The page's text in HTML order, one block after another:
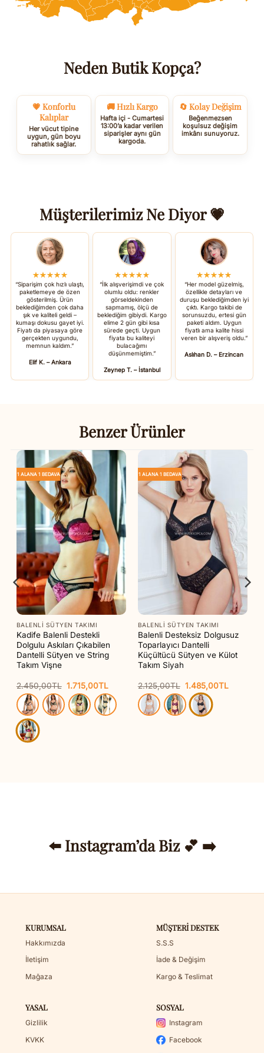
Neden Butik Kopça?
💗 Konforlu
Kalıplar
Her vücut tipine
uygun, gün boyu
rahatlık sağlar.
🚚 Hızlı Kargo
Hafta içi - Cumartesi
13:00’a kadar verilen
siparişler aynı gün
kargoda.
🔄 Kolay Değişim
Beğenmezsen
koşulsuz değişim
imkânı sunuyoruz.
Müşterilerimiz Ne Diyor 💗
★★★★★
“Siparişim çok hızlı ulaştı,
paketlemeye de özen
gösterilmiş. Ürün
beklediğimden çok daha
şık ve kaliteli geldi –
kumaşı dokusu gayet iyi.
Fiyatı da piyasaya göre
gerçekten uygundu,
memnun kaldım.”
Elif K. – Ankara
★★★★★
“İlk alışverişimdi ve çok
olumlu oldu: renkler
görseldekinden
sapmamış, ölçü de
beklediğim gibiydi. Kargo
elime 2 gün gibi kısa
sürede geçti. Uygun
fiyata bu kaliteyi
bulacağımı
düşünmemiştim.”
Zeynep T. – İstanbul
★★★★★
“Her model güzelmiş,
özellikle detayları ve
duruşu beklediğimden iyi
çıktı. Kargo takibi de
sorunsuzdu, ertesi gün
paketi aldım. Uygun
fiyatlı ama kalite hissi
veren bir alışveriş oldu.”
Aslıhan D. – Erzincan
Benzer Ürünler
1 ALANA 1 BEDAVA
BALENLI SÜTYEN TAKIMI
Kadife Balenli Destekli
Dolgulu Askıları Çıkabilen
Dantelli Sütyen ve String
Takım Vişne
2.450,00TL Orijinal
fiyat:
2.450,00TL.
1.715,00TL
andaki
fiyat:
1.715,00TL.
1 ALANA 1 BEDAVA
BALENLI SÜTYEN TAKIMI
Balenli Desteksiz Dolgusuz
Toparlayıcı Dantelli
Küçültücü Sütyen ve Külot
Takım Siyah
2.125,00TL Orijinal
fiyat:
2.125,00TL.
1.485,00TL
⬅️ Instagram’da Biz 💕 ➡️
KURUMSAL
Hakkımızda
İletişim
Mağaza
MÜŞTERI DESTEK
S.S.S
İade & Değişim
Kargo & Teslimat
YASAL
Gizlilik
KVKK
SOSYAL
Instagram
Facebook